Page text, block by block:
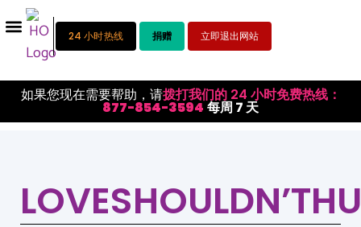
24 小时热线 捐赠 立即退出网站
如果您现在需要帮助，请拨打我们的 24 小时免费热线：
877-854-3594每周 7 天